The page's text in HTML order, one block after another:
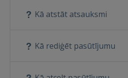
Kā atstāt atsauksmi
Kā rediģēt pasūtījumu